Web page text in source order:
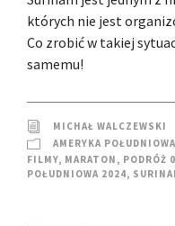
których nie jest
Co zrobić w takiej
samemu!
MICHAŁ WALCZEWSKI
AMERYKA POŁUDNIOWA
FILMY, MARATON , PODRÓŻ
POŁUDNIOWA 2024,